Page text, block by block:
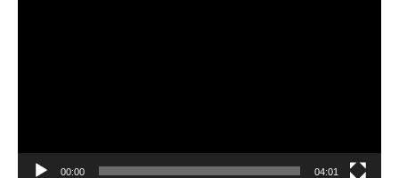
00:00 04:01